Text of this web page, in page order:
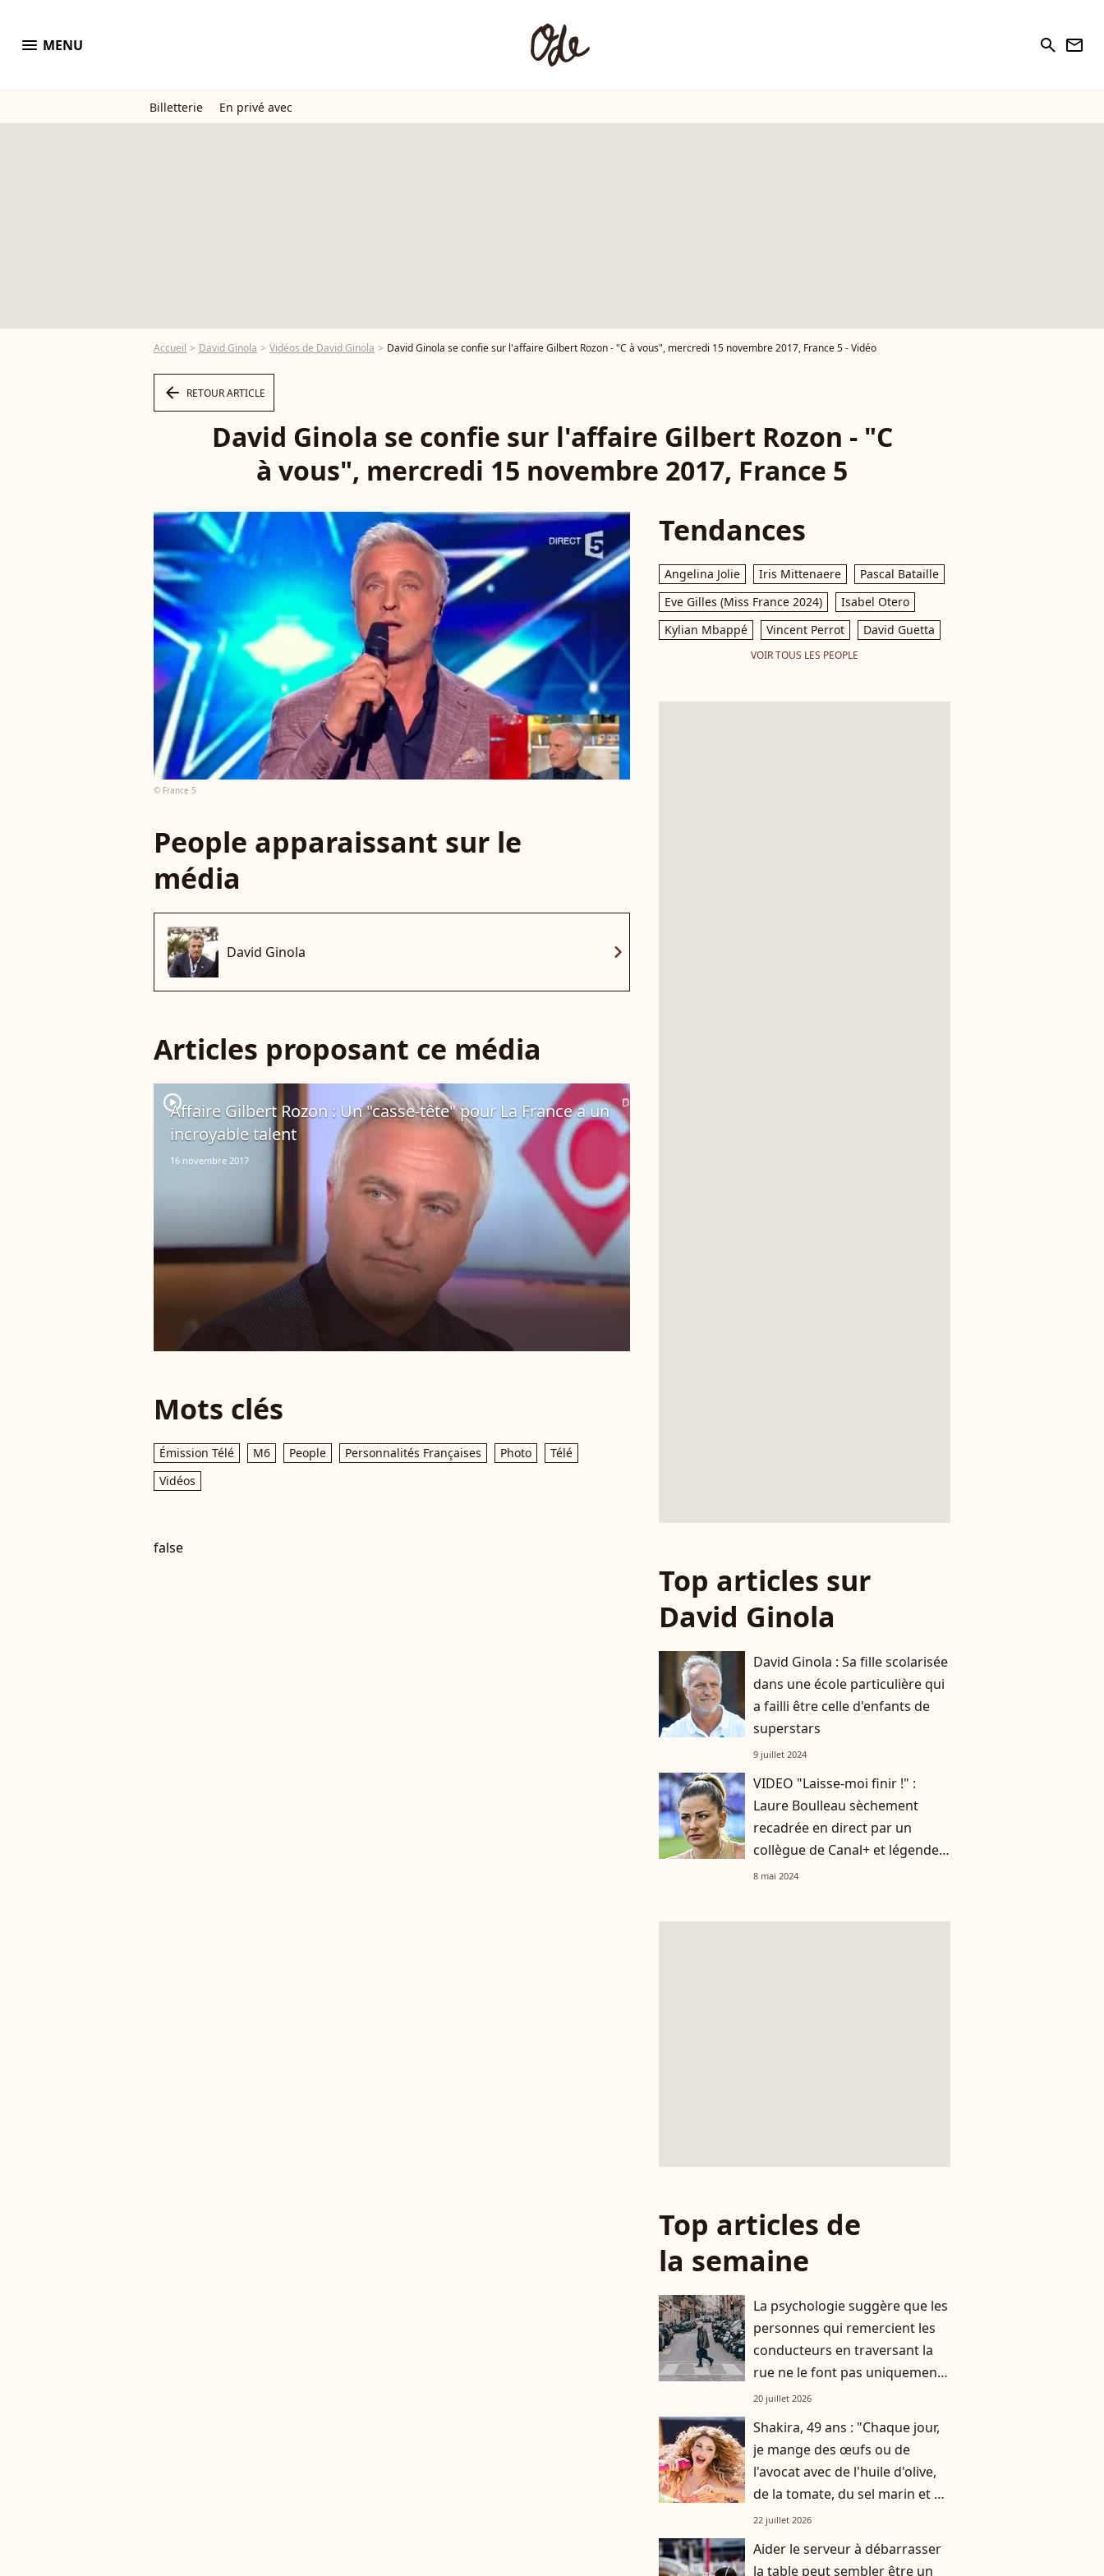
menu MENU search newsletter
Billetterie En privé avec
Accueil David Ginola Vidéos de David Ginola David Ginola se confie sur l'affaire Gilbert Rozon - "C à vous", mercredi 15 novembre 2017, France 5 - Vidéo
arrow_left RETOUR ARTICLE
David Ginola se confie sur l'affaire Gilbert Rozon - "C
à vous", mercredi 15 novembre 2017, France 5
© France 5
People apparaissant sur le
média
David Ginola chevron_right
Articles proposant ce média
player2
Affaire Gilbert Rozon : Un "casse-tête" pour La France a un
incroyable talent
16 novembre 2017
Mots clés
Émission Télé M6 People Personnalités Françaises Photo
Télé
Vidéos
false
Tendances
Angelina Jolie Iris Mittenaere
Pascal Bataille
Eve Gilles (Miss France 2024)
Isabel Otero
Kylian Mbappé
Vincent Perrot David Guetta
VOIR TOUS LES PEOPLE
Top articles sur
David Ginola
David Ginola : Sa fille scolarisée
dans une école particulière qui
a failli être celle d'enfants de
superstars
9 juillet 2024
VIDEO "Laisse-moi finir !" :
Laure Boulleau sèchement
recadrée en direct par un
collègue de Canal+ et légende
du PSG
8 mai 2024
Top articles de
la semaine
La psychologie suggère que les
personnes qui remercient les
conducteurs en traversant la
rue ne le font pas uniquement
par gratitude
20 juillet 2026
Shakira, 49 ans : "Chaque jour,
je mange des œufs ou de
l'avocat avec de l'huile d'olive,
de la tomate, du sel marin et un
smoothie"
22 juillet 2026
Aider le serveur à débarrasser
la table peut sembler être un